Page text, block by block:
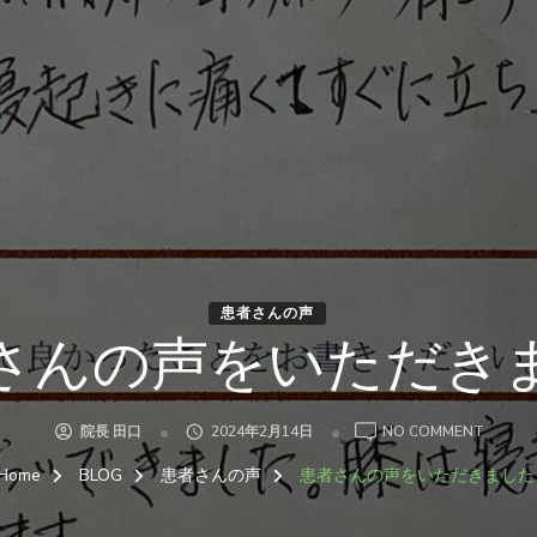
患者さんの声
んの声をいただき
院長 田口 2024年2月14日 NO COMMENTON
患
者
さ
ん
BLOG 患者さんの声 患者さんの声をいただきました